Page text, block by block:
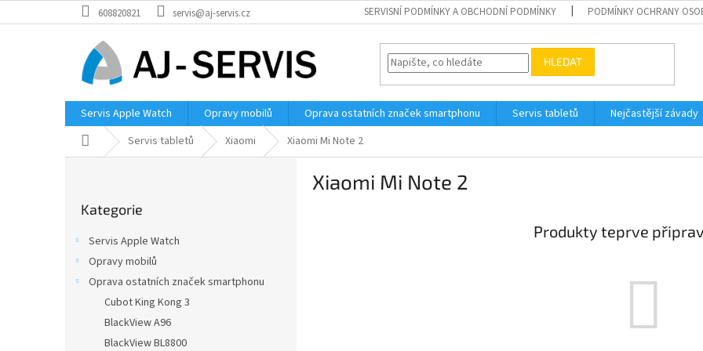
na
608820821 servis@aj-servis.cz SERVISNÍ PODMÍNKY A OBCHODNÍ PODMÍNKY PODMÍNKY OCHRANY
HLEDAT
Servis Apple Watch Opravy mobilů Oprava ostatních značek smartphonu Servis tabletů Nejčastější závady
Domů Servis tabletů Xiaomi Xiaomi Mi Note 2
kategorie
Kategorie
Servis Apple Watch
Opravy mobilů
Oprava ostatních značek smartphonu
Cubot King Kong 3
BlackView A96
BlackView BL8800
Xiaomi Mi Note 2
Produkty teprve